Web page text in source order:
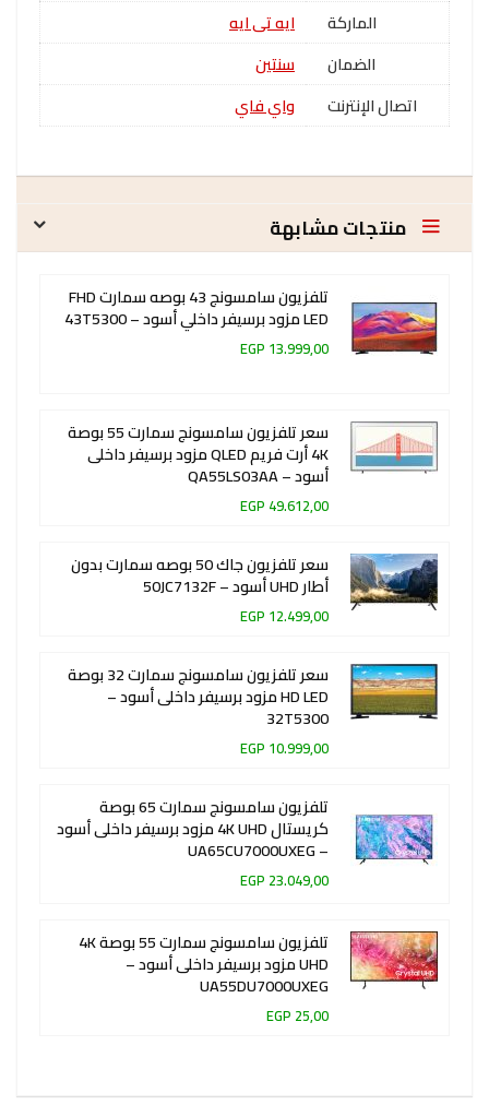
الماركة
ايه تى ايه
الضمان
سنتين
اتصال الإنترنت
واي فاي
منتجات مشابهة
تلفزيون سامسونج 43 بوصه سمارت FHD
LED مزود برسيفر داخلي أسود – 43T5300
13.999,00 EGP
سعر تلفزيون سامسونج سمارت 55 بوصة
4K أرت فريم QLED مزود برسيفر داخلى
أسود – QA55LS03AA
49.612,00 EGP
سعر تلفزيون جاك 50 بوصه سمارت بدون
أطار UHD أسود – 50JC7132F
12.499,00 EGP
سعر تلفزيون سامسونج سمارت 32 بوصة
HD LED مزود برسيفر داخلى أسود –
32T5300
10.999,00 EGP
تلفزيون سامسونج سمارت 65 بوصة
كريستال 4K UHD مزود برسيفر داخلى أسود
– UA65CU7000UXEG
23.049,00 EGP
تلفزيون سامسونج سمارت 55 بوصة 4K
UHD مزود برسيفر داخلى أسود –
UA55DU7000UXEG
25,00 EGP